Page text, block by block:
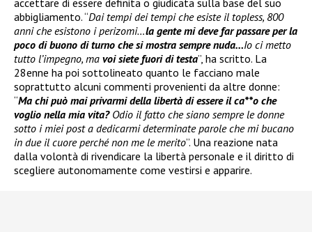
abbigliamento. “Dai tempi dei tempi che esiste il topless, 800
anni che esistono i perizomi…la gente mi deve far passare per la
poco di buono di turno che si mostra sempre nuda…Io ci metto
tutto l’impegno, ma voi siete fuori di testa”, ha scritto. La
28enne ha poi sottolineato quanto le facciano male
soprattutto alcuni commenti provenienti da altre donne:
“Ma chi può mai privarmi della libertà di essere il ca**o che
voglio nella mia vita? Odio il fatto che siano sempre le donne
sotto i miei post a dedicarmi determinate parole che mi bucano
in due il cuore perché non me le merito”. Una reazione nata
dalla volontà di rivendicare la libertà personale e il diritto di
scegliere autonomamente come vestirsi e apparire.